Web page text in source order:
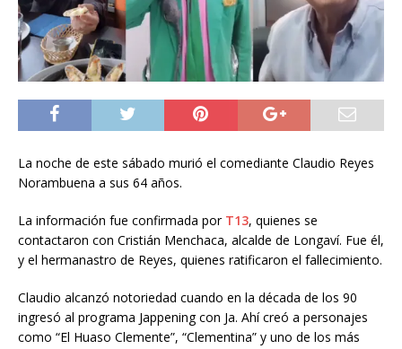
La noche de este sábado murió el comediante Claudio Reyes
Norambuena a sus 64 años.
La información fue confirmada por T13, quienes se
contactaron con Cristián Menchaca, alcalde de Longaví. Fue él,
y el hermanastro de Reyes, quienes ratificaron el fallecimiento.
Claudio alcanzó notoriedad cuando en la década de los 90
ingresó al programa Jappening con Ja. Ahí creó a personajes
como “El Huaso Clemente”, “Clementina” y uno de los más